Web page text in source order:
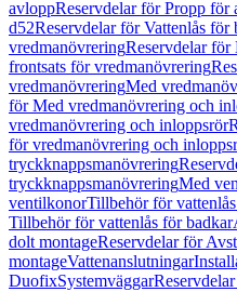
avloppReservdelar för Propp för
d52Reservdelar för Vattenlås för
vredmanövreringReservdelar
frontsats för vredmanövrering
vredmanövreringMed
för Med vredmanövrering och
vredmanövrering och inloppsrör
för vredmanövrering och
tryckknappsmanövrering
tryckknappsmanövreringMed
ventilkonorTillbehör för
Tillbehör för vattenlås för badkar
dolt montageReservdelar för
montageVattenanslutningar
DuofixSystemväggar